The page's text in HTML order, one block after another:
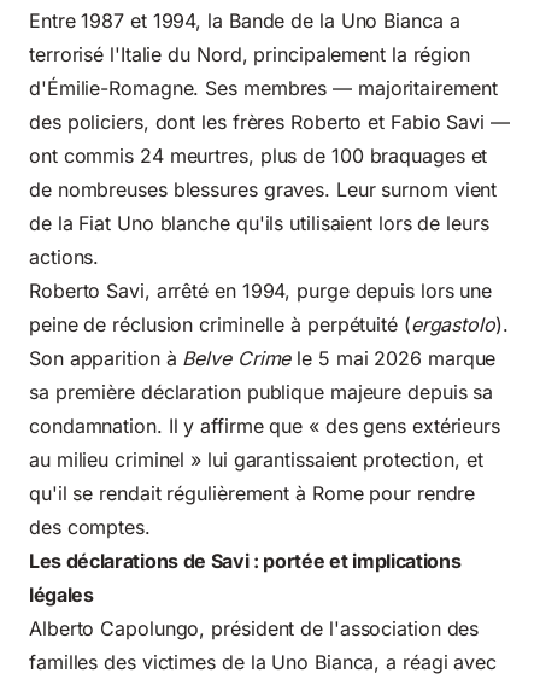
Entre 1987 et 1994, la Bande de la Uno Bianca a
terrorisé l'Italie du Nord, principalement la région
d'Émilie-Romagne. Ses membres — majoritairement
des policiers, dont les frères Roberto et Fabio Savi —
ont commis 24 meurtres, plus de 100 braquages et
de nombreuses blessures graves. Leur surnom vient
de la Fiat Uno blanche qu'ils utilisaient lors de leurs
actions.
Roberto Savi, arrêté en 1994, purge depuis lors une
peine de réclusion criminelle à perpétuité (ergastolo).
Son apparition à Belve Crimele 5 mai 2026 marque
sa première déclaration publique majeure depuis sa
condamnation. Il y affirme que « des gens extérieurs
au milieu criminel » lui garantissaient protection, et
qu'il se rendait régulièrement à Rome pour rendre
des comptes.
Les déclarations de Savi : portée et implications
légales
Alberto Capolungo, président de l'association des
familles des victimes de la Uno Bianca, a réagi avec